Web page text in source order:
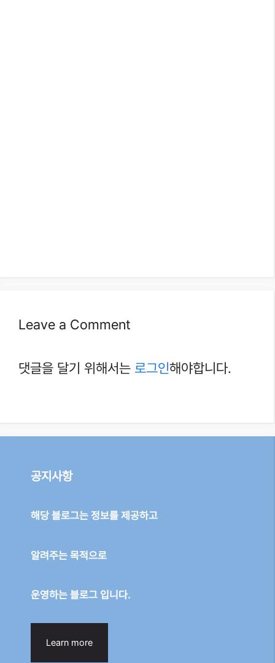
Leave a Comment
댓글을 달기 위해서는 로그인해야합니다.
공지사항
해당 블로그는 정보를 제공하고
알려주는 목적으로
운영하는 블로그 입니다.
Learn more